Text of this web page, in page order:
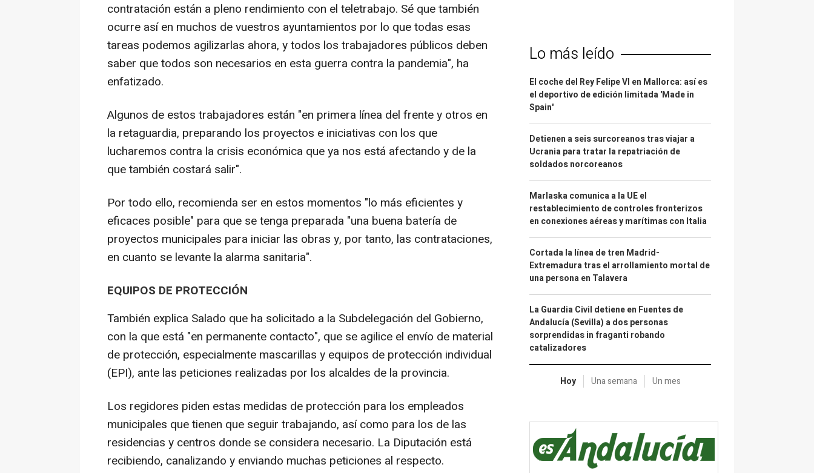
contratación están a pleno rendimiento con el teletrabajo. Sé que también
ocurre así en muchos de vuestros ayuntamientos por lo que todas esas
tareas podemos agilizarlas ahora, y todos los trabajadores públicos deben
saber que todos son necesarios en esta guerra contra la pandemia", ha
enfatizado.
Algunos de estos trabajadores están "en primera línea del frente y otros en
la retaguardia, preparando los proyectos e iniciativas con los que
lucharemos contra la crisis económica que ya nos está afectando y de la
que también costará salir".
Por todo ello, recomienda ser en estos momentos "lo más eficientes y
eficaces posible" para que se tenga preparada "una buena batería de
proyectos municipales para iniciar las obras y, por tanto, las contrataciones,
en cuanto se levante la alarma sanitaria".
EQUIPOS DE PROTECCIÓN
También explica Salado que ha solicitado a la Subdelegación del Gobierno,
con la que está "en permanente contacto", que se agilice el envío de material
de protección, especialmente mascarillas y equipos de protección individual
(EPI), ante las peticiones realizadas por los alcaldes de la provincia.
Los regidores piden estas medidas de protección para los empleados
municipales que tienen que seguir trabajando, así como para los de las
residencias y centros donde se considera necesario. La Diputación está
recibiendo, canalizando y enviando muchas peticiones al respecto.
Lo más leído
El coche del Rey Felipe VI en Mallorca: así es
el deportivo de edición limitada 'Made in
Spain'
Detienen a seis surcoreanos tras viajar a
Ucrania para tratar la repatriación de
soldados norcoreanos
Marlaska comunica a la UE el
restablecimiento de controles fronterizos
en conexiones aéreas y marítimas con Italia
Cortada la línea de tren Madrid-
Extremadura tras el arrollamiento mortal de
una persona en Talavera
La Guardia Civil detiene en Fuentes de
Andalucía (Sevilla) a dos personas
sorprendidas in fraganti robando
catalizadores
Hoy Una semana Un mes